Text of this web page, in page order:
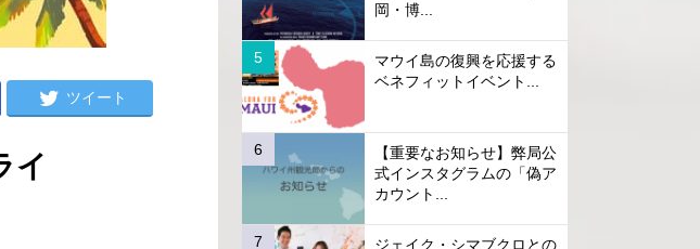
ツイート
イ
岡・博...
マウイ島の復興を応援する
ベネフィットイベント...
【重要なお知らせ】弊局公
式インスタグラムの「偽ア
カウント...
ジェイク・シマブクロとの